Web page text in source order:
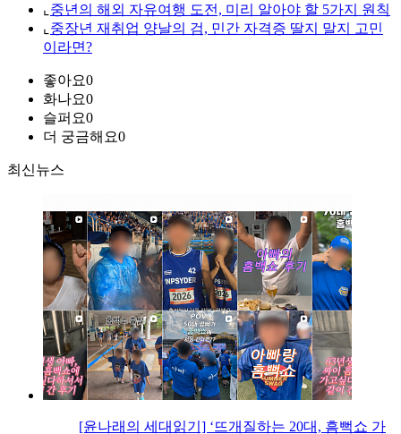
⌞ 중년의 해외 자유여행 도전, 미리 알아야 할 5가지 원칙
⌞ 중장년 재취업 양날의 검, 민간 자격증 딸지 말지 고민
이라면?
좋아요0
화나요0
슬퍼요0
더 궁금해요0
최신뉴스
[윤나래의 세대읽기] ‘뜨개질하는 20대, 흠뻑쇼 가